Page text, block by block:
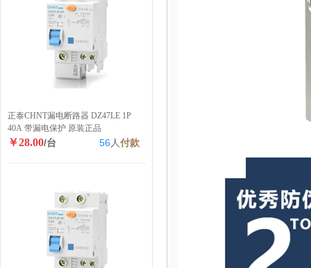
正泰CHNT漏电断路器 DZ47LE 1P
40A 带漏电保护 原装正品
￥28.00/台 56人付款